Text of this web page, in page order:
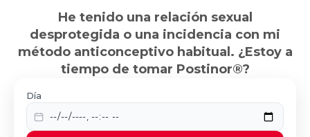
He tenido una relación sexual
desprotegida o una incidencia con mi
método anticonceptivo habitual. ¿Estoy a
tiempo de tomar Postinor®?
Día